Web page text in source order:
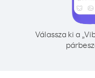
Válassza ki a